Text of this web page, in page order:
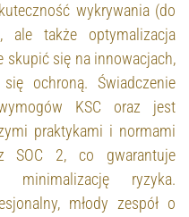
wykrywania (do
ale także optymalizacja
skupić się na innowacjach,
ochroną. Świadczenie
KSC oraz jest
praktykami i normami
SOC 2, co gwarantuje
ryzyka.
młody zespół o